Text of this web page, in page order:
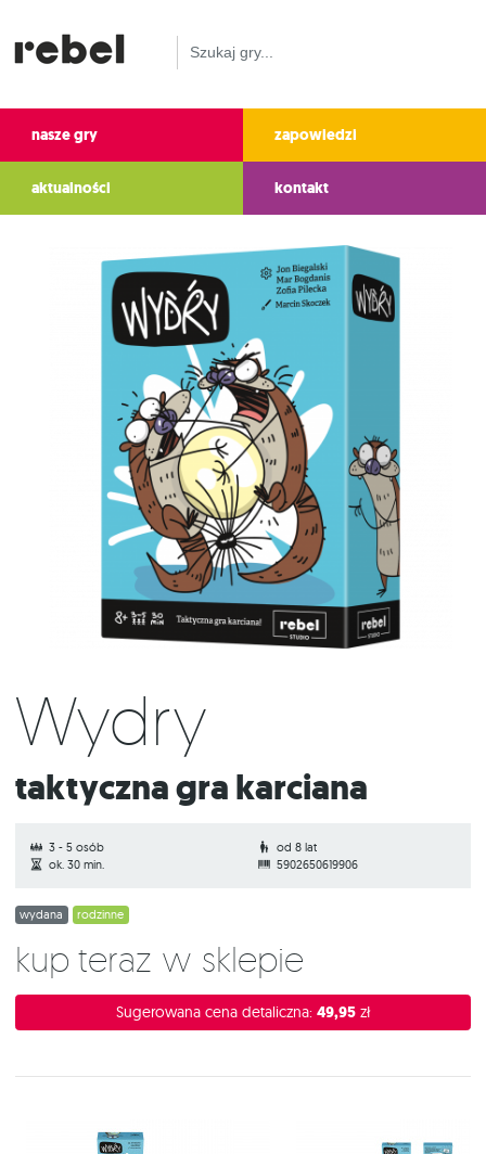
nasze gry zapowiedzi
aktualności kontakt
Wydry
Taktyczna gra karciana
3 - 5 osób
od 8 lat
ok. 30 min.
5902650619906
wydana rodzinne
Kup teraz w sklepie
Sugerowana cena detaliczna: 49,95 zł